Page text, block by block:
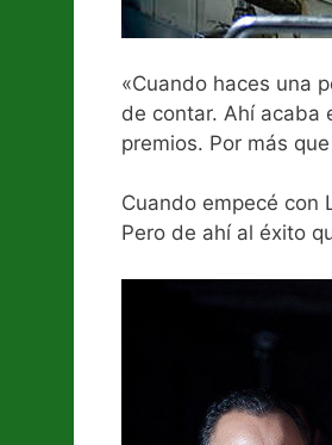
«Cuando haces una
de contar. Ahí acaba
premios. Por más
Cuando empecé con
Pero de ahí al éxito